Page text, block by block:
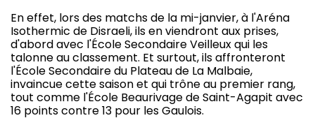
En effet, lors des matchs de la mi-janvier, à l'Aréna
Isothermic de Disraeli, ils en viendront aux prises,
d'abord avec l'École Secondaire Veilleux qui les
talonne au classement. Et surtout, ils affronteront
l'École Secondaire du Plateau de La Malbaie,
invaincue cette saison et qui trône au premier rang,
tout comme l'École Beaurivage de Saint-Agapit avec
16 points contre 13 pour les Gaulois.